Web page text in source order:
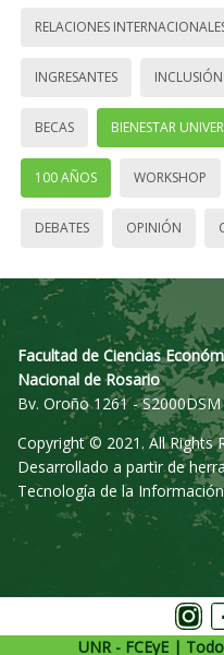
RELACIONES
INGRESANTES INCLUSIÓN
BECAS BIENESTAR
100 AÑOS WORKSHOP
DEBATES OPINIÓN
Facultad de Ciencias
Nacional de Rosario
Bv. Oroño 1261 -
Copyright © 2021. All Rights
Desarrollado a partir de
Tecnología de la Información
UNR - FCEyE |